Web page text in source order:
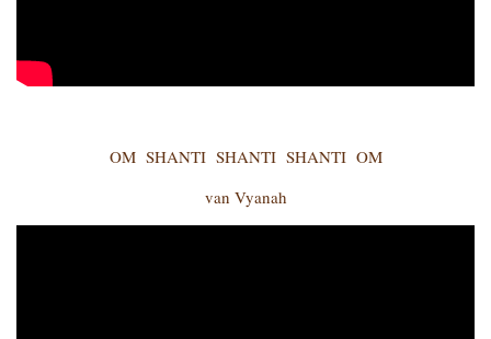
OM SHANTI SHANTI SHANTI OM
van Vyanah